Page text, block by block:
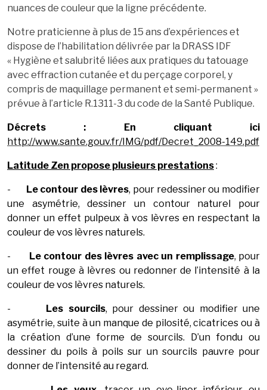
nuances de couleur que la ligne précédente.
Notre praticienne à plus de 15 ans d’expériences et
dispose de l’habilitation délivrée par la DRASS IDF
« Hygiène et salubrité liées aux pratiques du tatouage
avec effraction cutanée et du perçage corporel, y
compris de maquillage permanent et semi-permanent »
prévue à l’article R.1311-3 du code de la Santé Publique.
Décrets : En cliquant ici
http://www.sante.gouv.fr/IMG/pdf/Decret_2008-149.pdf
Latitude Zen propose plusieurs prestations:
- Le contour des lèvres, pour redessiner ou modifier
une asymétrie, dessiner un contour naturel pour
donner un effet pulpeux à vos lèvres en respectant la
couleur de vos lèvres naturels.
- Le contour des lèvres avec un remplissage, pour
un effet rouge à lèvres ou redonner de l’intensité à la
couleur de vos lèvres naturels.
- Les sourcils, pour dessiner ou modifier une
asymétrie, suite à un manque de pilosité, cicatrices ou à
la création d’une forme de sourcils. D’un fondu ou
dessiner du poils à poils sur un sourcils pauvre pour
donner de l’intensité au regard.